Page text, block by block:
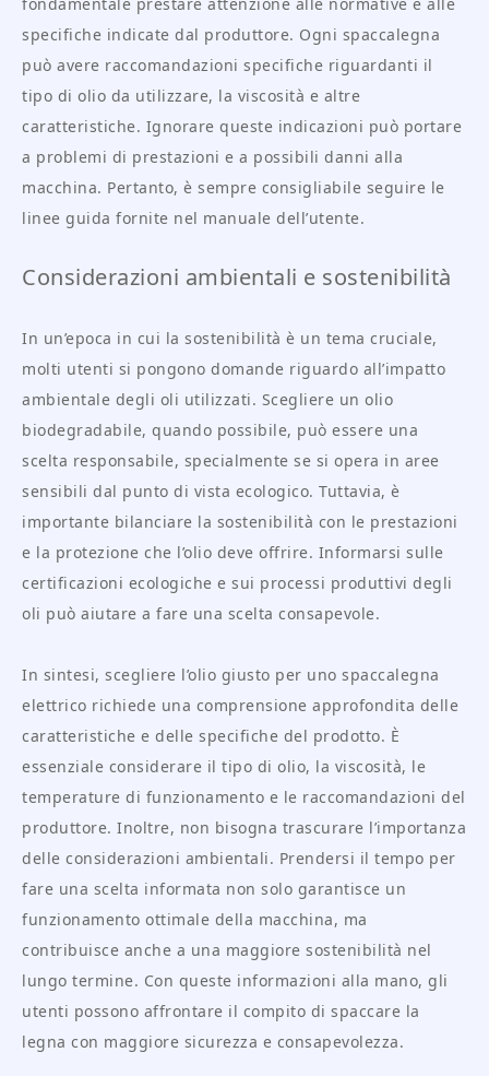
specifiche indicate dal produttore. Ogni spaccalegna
può avere raccomandazioni specifiche riguardanti il
tipo di olio da utilizzare, la viscosità e altre
caratteristiche. Ignorare queste indicazioni può portare
a problemi di prestazioni e a possibili danni alla
macchina. Pertanto, è sempre consigliabile seguire le
linee guida fornite nel manuale dell’utente.
Considerazioni ambientali e sostenibilità
In un’epoca in cui la sostenibilità è un tema cruciale,
molti utenti si pongono domande riguardo all’impatto
ambientale degli oli utilizzati. Scegliere un olio
biodegradabile, quando possibile, può essere una
scelta responsabile, specialmente se si opera in aree
sensibili dal punto di vista ecologico. Tuttavia, è
importante bilanciare la sostenibilità con le prestazioni
e la protezione che l’olio deve offrire. Informarsi sulle
certificazioni ecologiche e sui processi produttivi degli
oli può aiutare a fare una scelta consapevole.
In sintesi, scegliere l’olio giusto per uno spaccalegna
elettrico richiede una comprensione approfondita delle
caratteristiche e delle specifiche del prodotto. È
essenziale considerare il tipo di olio, la viscosità, le
temperature di funzionamento e le raccomandazioni del
produttore. Inoltre, non bisogna trascurare l’importanza
delle considerazioni ambientali. Prendersi il tempo per
fare una scelta informata non solo garantisce un
funzionamento ottimale della macchina, ma
contribuisce anche a una maggiore sostenibilità nel
lungo termine. Con queste informazioni alla mano, gli
utenti possono affrontare il compito di spaccare la
legna con maggiore sicurezza e consapevolezza.